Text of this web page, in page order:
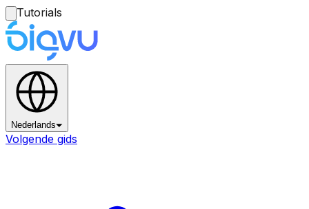
Tutorials
Nederlands
Volgende gids